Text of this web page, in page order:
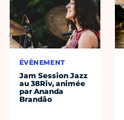
ÉVÈNEMENT
Jam Session Jazz
au 38Riv, animée
par Ananda
Brandão